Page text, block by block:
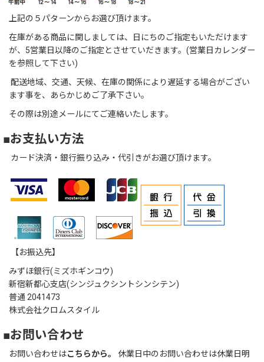
上記の５パターンからお選び頂けます。
在庫がある商品に関しましては、日にちのご指定もいただけます
が、5営業日以降のご指定とさせていだきます。(営業日カレンダー
を参照して下さい)
配送地域、交通、天候、在庫の関係により遅延する場合がござい
ます事を、あらかじめご了承下さい。
その際は別途メールにてご連絡いたします。
■お支払い方法
カード決済・銀行振り込み・代引きがお選び頂けます。
【お振込先】
みずほ銀行(ミズホギンコウ)
新宿新都心支店(シンジュクシントシンシテン)
普通 2041473
株式会社クロムスタイル
■お問い合わせ
お問い合わせはこちらから。 休業日中のお問い合わせは休業日明